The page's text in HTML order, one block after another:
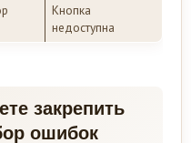
Кнопка
недоступна
закрепить
ошибок